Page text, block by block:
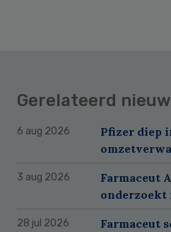
Gerelateerd
6 aug 2026
Pfizer diep
3 aug 2026
Farmaceut
onderzoekt
28 jul 2026
Farmaceut